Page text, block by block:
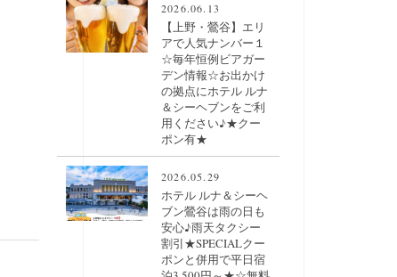
2026.06.13
【上野・鶯谷】エリ
アで人気ナンバー１
☆毎年恒例ビアガー
デン情報☆お出かけ
の拠点にホテル ルナ
＆シーヘブンをご利
用ください♪★クー
ポン有★
2026.05.29
ホテル ルナ＆シーヘ
ブン鶯谷は雨の日も
安心♪雨天タクシー
割引★SPECIALクー
ポンと併用で平日宿